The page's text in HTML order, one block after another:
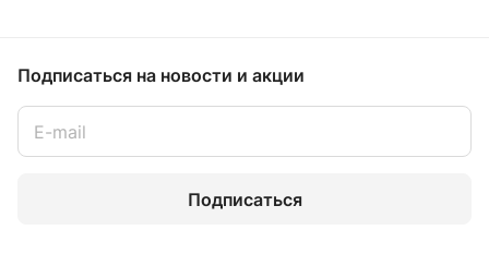
Подписаться на новости и акции
Подписаться